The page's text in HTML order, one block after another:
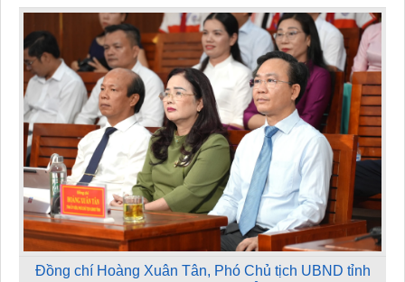
Đồng chí Hoàng Xuân Tân, Phó Chủ tịch UBND tỉnh